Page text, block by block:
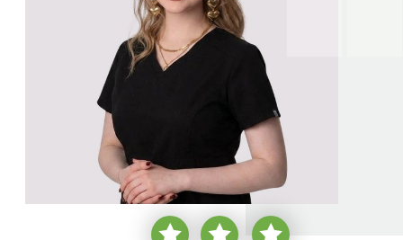
Липовцева Вера Алексеевна
врачебный стаж с2025 года
Врач стоматолог-терапевт, подростковый